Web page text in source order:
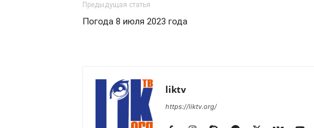
Предыдущая статья
Погода 8 июля 2023 года
liktv
https://liktv.org/